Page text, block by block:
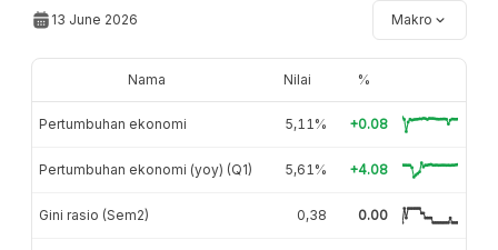
13 June 2026 Makro
Nama Nilai %
Pertumbuhan ekonomi 5,11% +0.08
Pertumbuhan ekonomi (yoy) (Q1) 5,61% +4.08
Gini rasio (Sem2) 0,38 0.00